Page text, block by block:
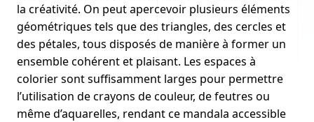
la créativité. On peut apercevoir plusieurs éléments
géométriques tels que des triangles, des cercles et
des pétales, tous disposés de manière à former un
ensemble cohérent et plaisant. Les espaces à
colorier sont suffisamment larges pour permettre
l’utilisation de crayons de couleur, de feutres ou
même d’aquarelles, rendant ce mandala accessible